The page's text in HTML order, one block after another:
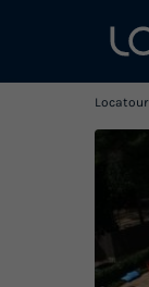
Locatour